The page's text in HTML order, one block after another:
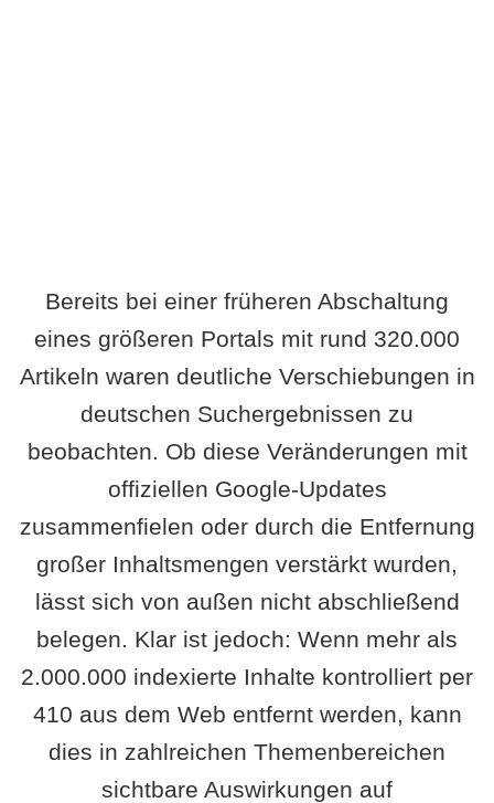
Bereits bei einer früheren Abschaltung
eines größeren Portals mit rund 320.000
Artikeln waren deutliche Verschiebungen in
deutschen Suchergebnissen zu
beobachten. Ob diese Veränderungen mit
offiziellen Google-Updates
zusammenfielen oder durch die Entfernung
großer Inhaltsmengen verstärkt wurden,
lässt sich von außen nicht abschließend
belegen. Klar ist jedoch: Wenn mehr als
2.000.000 indexierte Inhalte kontrolliert per
410 aus dem Web entfernt werden, kann
dies in zahlreichen Themenbereichen
sichtbare Auswirkungen auf